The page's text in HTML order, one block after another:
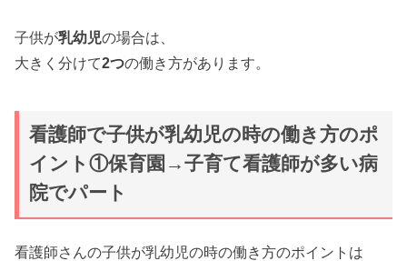
子供が乳幼児の場合は、
大きく分けて2つの働き方があります。
看護師で子供が乳幼児の時の働き方のポ
イント①保育園→子育て看護師が多い病
院でパート
看護師さんの子供が乳幼児の時の働き方のポイントは